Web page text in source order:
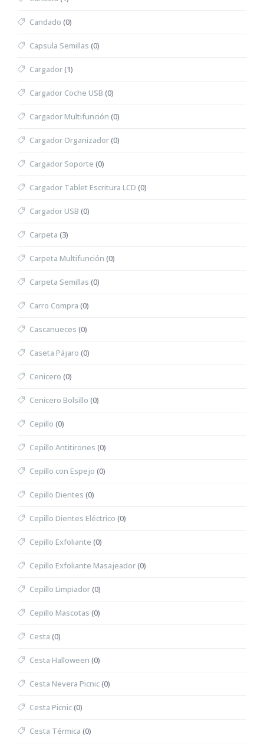
Candado (0)
Capsula Semillas (0)
Cargador(1)
Cargador Coche USB (0)
Cargador Multifunción (0)
Cargador Organizador(0)
Cargador Soporte (0)
Cargador Tablet Escritura LCD (0)
Cargador USB (0)
Carpeta (3)
Carpeta Multifunción (0)
Carpeta Semillas (0)
Carro Compra (0)
Cascanueces (0)
Caseta Pájaro (0)
Cenicero (0)
Cenicero Bolsillo (0)
Cepillo (0)
Cepillo Antitirones (0)
Cepillo con Espejo (0)
Cepillo Dientes (0)
Cepillo Dientes Eléctrico (0)
Cepillo Exfoliante (0)
Cepillo Exfoliante Masajeador(0)
Cepillo Limpiador(0)
Cepillo Mascotas (0)
Cesta (0)
Cesta Halloween (0)
Cesta Nevera Picnic(0)
Cesta Picnic(0)
Cesta Térmica (0)